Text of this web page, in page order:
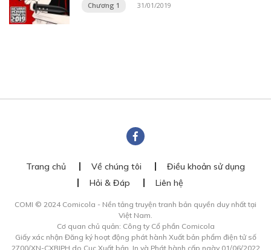
Chương 1 31/01/2019
Trang chủ Về chúng tôi
Điều khoản sử dụng
Hỏi & Đáp
Liên hệ
COMI © 2024 Comicola - Nền tảng truyện tranh bản quyền duy nhất tại
Việt Nam.
Cơ quan chủ quản: Công ty Cổ phần Comicola
Giấy xác nhận Đăng ký hoạt động phát hành Xuất bản phẩm điện tử số
2700/XN-CXBIPH do Cục Xuất bản, In và Phát hành cấp ngày 01/06/2022